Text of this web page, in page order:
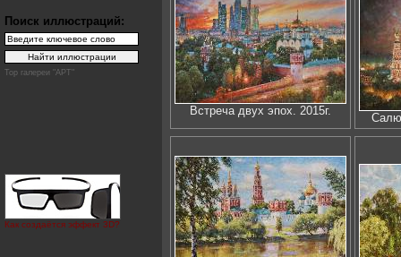
Поиск иллюстраций:
Top галереи "АРТ"
Как создаётся эффект 3D?
Встреча двух эпох. 2015г.